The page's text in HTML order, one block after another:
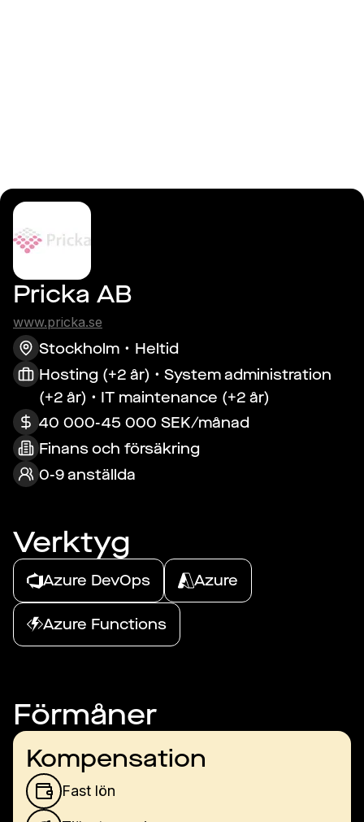
Pricka AB
www.pricka.se
Stockholm
Heltid
Hosting (+2 år) • System administration
(+2 år) • IT maintenance (+2 år)
40 000-45 000 SEK/månad
Finans och försäkring
0-9 anställda
Verktyg
Azure DevOps Azure
Azure Functions
Förmåner
Kompensation
Fast lön